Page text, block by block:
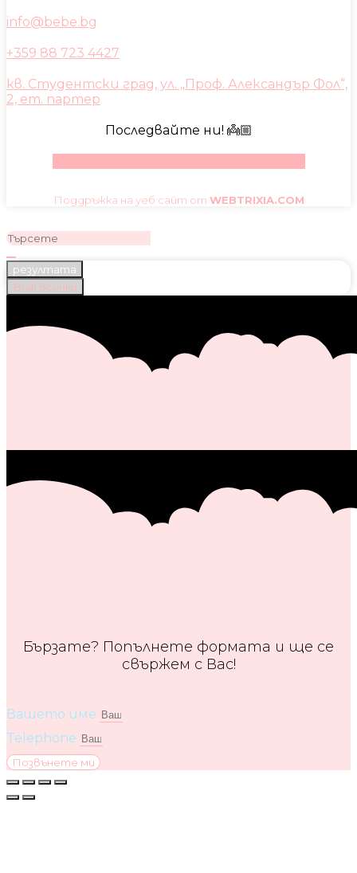
info@bebe.bg
+359 88 723 4427
кв. Студентски град, ул. „Проф. Александър Фол“,
2, ет. партер
Последвайте ни! 👼🏼
Поддръжка на уеб сайт от WEBTRIXIA.COM
резултата
Виж всички
Бързате? Попълнете формата и ще се
свържем с Вас!
Вашето име
Telephone
Позвънете ми